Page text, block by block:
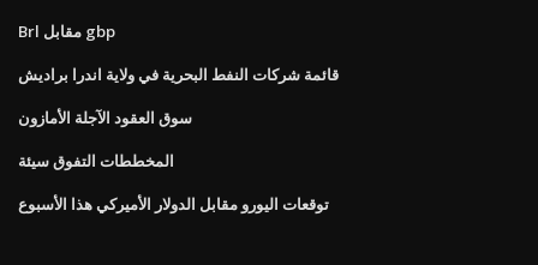
Brl مقابل gbp
قائمة شركات النفط البحرية في ولاية اندرا براديش
سوق العقود الآجلة الأمازون
المخططات التفوق سيئة
توقعات اليورو مقابل الدولار الأميركي هذا الأسبوع